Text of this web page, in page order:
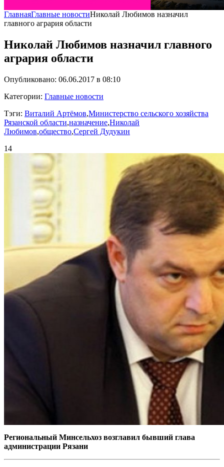
ГлавнаяГлавные новостиНиколай Любимов назначил
главного агрария области
Николай Любимов назначил главного
агрария области
Опубликовано: 06.06.2017 в 08:10
Категории: Главные новости
Тэги: Виталий Артёмов,Министерство сельского хозяйства
Рязанской области,назначение,Николай
Любимов,общество,Сергей Дудукин
14
Региональный Минсельхоз возглавил бывший глава
администрации Рязани